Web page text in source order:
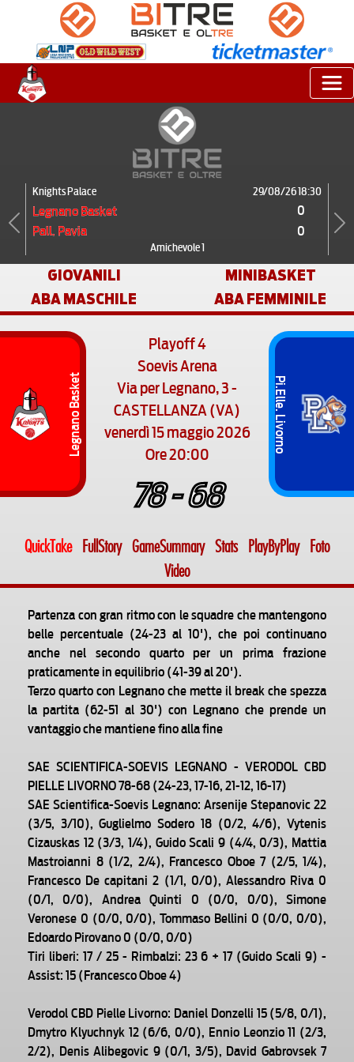
Knights Palace 29/08/26 18:30
Legnano Basket
0
Pall. Pavia
0
Amichevole 1
Previous Next
GIOVANILI
MINIBASKET
ABA MASCHILE
ABA FEMMINILE
Legnano Basket
Playoff 4
Soevis Arena
Via per Legnano, 3 -
CASTELLANZA (VA)
venerdì 15 maggio 2026
Ore 20:00
78 - 68
Pi.Elle. Livorno
QuickTake FullStory GameSummary Stats PlayByPlay
Foto
Video
Partenza con gran ritmo con le squadre che mantengono
belle percentuale (24-23 al 10'), che poi continuano
anche nel secondo quarto per un prima frazione
praticamente in equilibrio (41-39 al 20').
Terzo quarto con Legnano che mette il break che spezza
la partita (62-51 al 30') con Legnano che prende un
vantaggio che mantiene fino alla fine
SAE SCIENTIFICA-SOEVIS LEGNANO - VERODOL CBD
PIELLE LIVORNO 78-68 (24-23, 17-16, 21-12, 16-17)
SAE Scientifica-Soevis Legnano: Arsenije Stepanovic 22
(3/5, 3/10), Guglielmo Sodero 18 (0/2, 4/6), Vytenis
Cizauskas 12 (3/3, 1/4), Guido Scali 9 (4/4, 0/3), Mattia
Mastroianni 8 (1/2, 2/4), Francesco Oboe 7 (2/5, 1/4),
Francesco De capitani 2 (1/1, 0/0), Alessandro Riva 0
(0/1, 0/0), Andrea Quinti 0 (0/0, 0/0), Simone
Veronese 0 (0/0, 0/0), Tommaso Bellini 0 (0/0, 0/0),
Edoardo Pirovano 0 (0/0, 0/0)
Tiri liberi: 17 / 25 - Rimbalzi: 23 6 + 17 (Guido Scali 9) -
Assist: 15 (Francesco Oboe 4)
Verodol CBD Pielle Livorno: Daniel Donzelli 15 (5/8, 0/1),
Dmytro Klyuchnyk 12 (6/6, 0/0), Ennio Leonzio 11 (2/3,
2/2), Denis Alibegovic 9 (0/1, 3/5), David Gabrovsek 7